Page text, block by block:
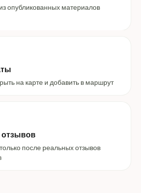
опубликованных материалов
на карте и добавить в маршрут
после реальных отзывов